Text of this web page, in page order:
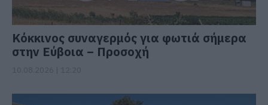
Κόκκινος συναγερμός για φωτιά σήμερα
στην Εύβοια – Προσοχή